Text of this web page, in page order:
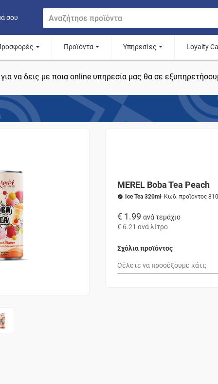
σου
Προϊόντα Υπηρεσίες Loyalty
να δεις με ποια online υπηρεσία μας θα σε
MEREL Boba Tea Peach
Ice Tea 320ml - Κωδ. προϊόντος
€ 1.99 ανά τεμάχιο
€ 6.21 ανά λίτρο
Σχόλια προϊόντος